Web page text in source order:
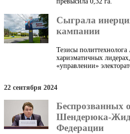
Сыграла
кампании
Тезисы
харизматичных
«управлении»
22 сентября 2024
Беспрозванных
Шендерюка-
Федерации